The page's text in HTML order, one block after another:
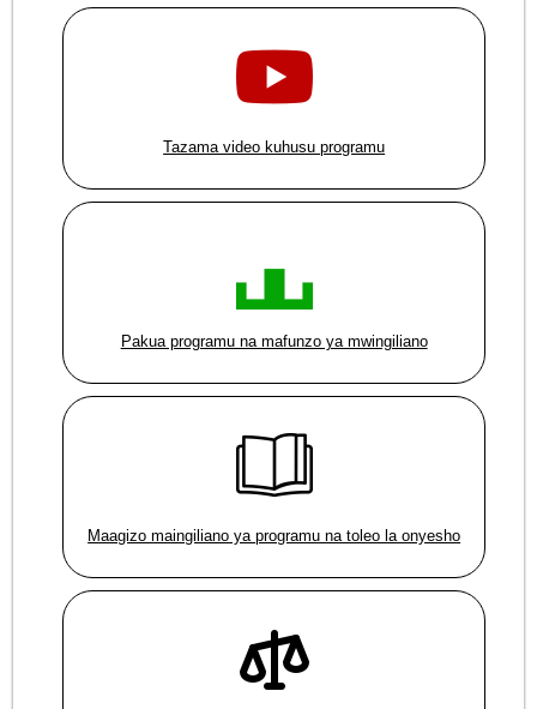
Tazama video kuhusu programu
Pakua programu na mafunzo ya mwingiliano
Maagizo maingiliano ya programu na toleo la onyesho